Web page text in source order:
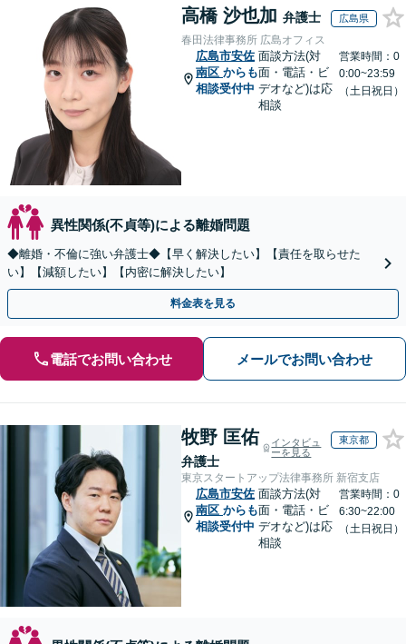
高橋 沙也加 弁護士 広島県
春田法律事務所 広島オフィス
広島市安佐
南区 からも
相談受付中
面談方法(対
面・電話・ビ
デオなど)は応
相談
営業時間：0
0:00~23:59
（土日祝日）
異性関係(不貞等)による離婚問題
◆離婚・不倫に強い弁護士◆【早く解決したい】【責任を取らせた
い】【減額したい】【内密に解決したい】
料金表を見る
電話でお問い合わせ メールでお問い合わせ
牧野 匡佑
弁護士
インタビュ
ーを見る
東京都
東京スタートアップ法律事務所 新宿支店
広島市安佐
南区 からも
相談受付中
面談方法(対
面・電話・ビ
デオなど)は応
相談
営業時間：0
6:30~22:00
（土日祝日）